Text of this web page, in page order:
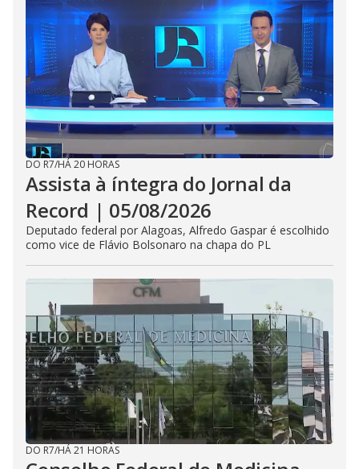
DO R7/HÁ 20 HORAS
Assista à íntegra do Jornal da
Record | 05/08/2026
Deputado federal por Alagoas, Alfredo Gaspar é escolhido
como vice de Flávio Bolsonaro na chapa do PL
DO R7/HÁ 21 HORAS